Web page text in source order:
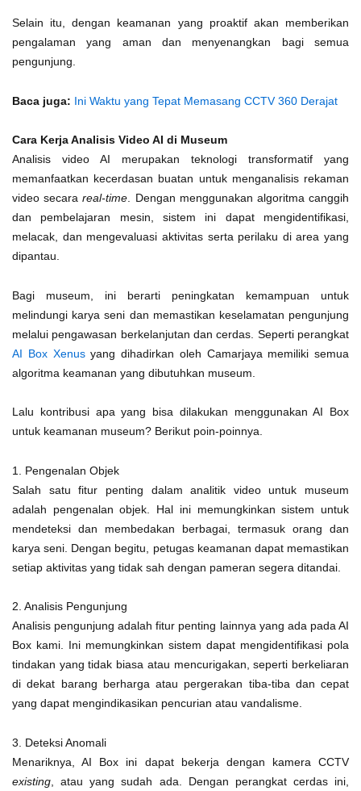
Selain itu, dengan keamanan yang proaktif akan memberikan
pengalaman yang aman dan menyenangkan bagi semua
pengunjung.
Baca juga: Ini Waktu yang Tepat Memasang CCTV 360 Derajat
Cara Kerja Analisis Video AI di Museum
Analisis video AI merupakan teknologi transformatif yang
memanfaatkan kecerdasan buatan untuk menganalisis rekaman
video secarareal-time . Dengan menggunakan algoritma canggih
dan pembelajaran mesin, sistem ini dapat mengidentifikasi,
melacak, dan mengevaluasi aktivitas serta perilaku di area yang
dipantau.
Bagi museum, ini berarti peningkatan kemampuan untuk
melindungi karya seni dan memastikan keselamatan pengunjung
melalui pengawasan berkelanjutan dan cerdas. Seperti perangkat
AI Box Xenusyang dihadirkan oleh Camarjaya memiliki semua
algoritma keamanan yang dibutuhkan museum.
Lalu kontribusi apa yang bisa dilakukan menggunakan AI Box
untuk keamanan museum? Berikut poin-poinnya.
1. Pengenalan Objek
Salah satu fitur penting dalam analitik video untuk museum
adalah pengenalan objek. Hal ini memungkinkan sistem untuk
mendeteksi dan membedakan berbagai, termasuk orang dan
karya seni. Dengan begitu, petugas keamanan dapat memastikan
setiap aktivitas yang tidak sah dengan pameran segera ditandai.
2. Analisis Pengunjung
Analisis pengunjung adalah fitur penting lainnya yang ada pada AI
Box kami. Ini memungkinkan sistem dapat mengidentifikasi pola
tindakan yang tidak biasa atau mencurigakan, seperti berkeliaran
di dekat barang berharga atau pergerakan tiba-tiba dan cepat
yang dapat mengindikasikan pencurian atau vandalisme.
3. Deteksi Anomali
Menariknya, AI Box ini dapat bekerja dengan kamera CCTV
existing , atau yang sudah ada. Dengan perangkat cerdas ini,